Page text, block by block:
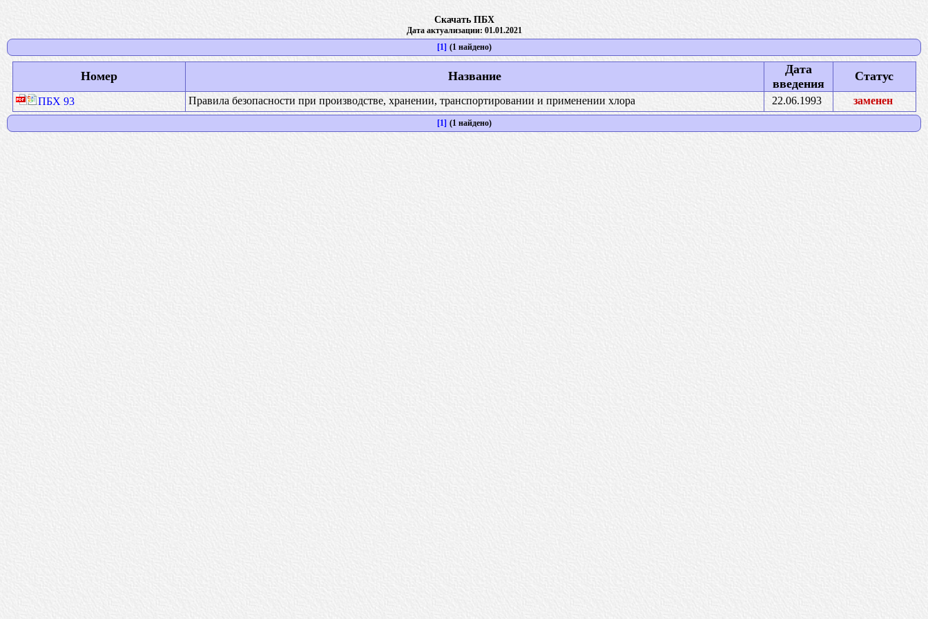
Скачать ПБХ
Дата актуализации: 01.01.2021
[1] (1 найдено)
Номер Название
Дата
введения
Статус
ПБХ 93 Правила безопасности при производстве, хранении, транспортировании и применении хлора 22.06.1993 заменен
[1] (1 найдено)